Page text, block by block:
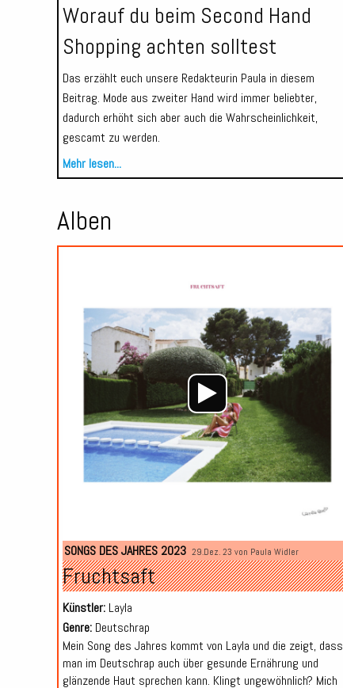
Worauf du beim Second Hand
Shopping achten solltest
Das erzählt euch unsere Redakteurin Paula in diesem
Beitrag. Mode aus zweiter Hand wird immer beliebter,
dadurch erhöht sich aber auch die Wahrscheinlichkeit,
gescamt zu werden.
Mehr lesen...
Alben
SONGS DES JAHRES 2023 29.Dez. 23 von Paula Widler
Fruchtsaft
Künstler:Layla
Genre:Deutschrap
Mein Song des Jahres kommt von Layla und die zeigt, dass
man im Deutschrap auch über gesunde Ernährung und
glänzende Haut sprechen kann. Klingt ungewöhnlich? Mich